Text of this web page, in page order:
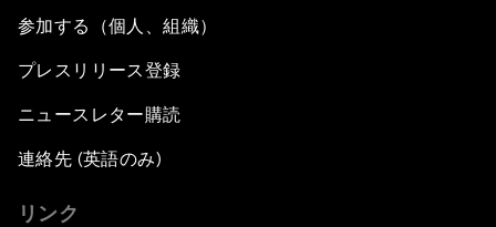
参加する（個人、組織）
プレスリリース登録
ニュースレター購読
連絡先 (英語のみ)
リンク